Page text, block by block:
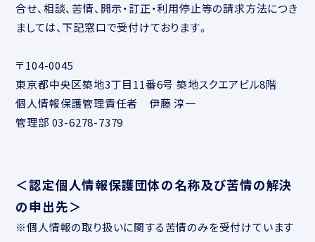
合せ、相談、苦情、開示・訂正・利用停止等の請求方法につき
ましては、下記窓口で受付けております。
〒104-0045
東京都中央区築地3丁目11番6号 築地スクエアビル8階
個人情報保護管理責任者 伊藤 淳一
管理部 03-6278-7379
＜認定個人情報保護団体の名称及び苦情の解決
の申出先＞
※個人情報の取り扱いに関する苦情のみを受付けています